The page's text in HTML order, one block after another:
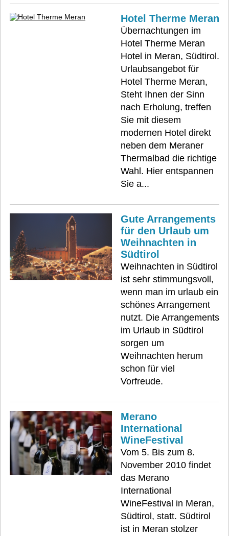
Hotel Therme Meran
Übernachtungen im
Hotel Therme Meran
Hotel in Meran, Südtirol.
Urlaubsangebot für
Hotel Therme Meran,
Steht Ihnen der Sinn
nach Erholung, treffen
Sie mit diesem
modernen Hotel direkt
neben dem Meraner
Thermalbad die richtige
Wahl. Hier entspannen
Sie a...
Gute Arrangements
für den Urlaub um
Weihnachten in
Südtirol
Weihnachten in Südtirol
ist sehr stimmungsvoll,
wenn man im urlaub ein
schönes Arrangement
nutzt. Die Arrangements
im Urlaub in Südtirol
sorgen um
Weihnachten herum
schon für viel
Vorfreude.
Merano
International
WineFestival
Vom 5. Bis zum 8.
November 2010 findet
das Merano
International
WineFestival in Meran,
Südtirol, statt. Südtirol
ist in Meran stolzer